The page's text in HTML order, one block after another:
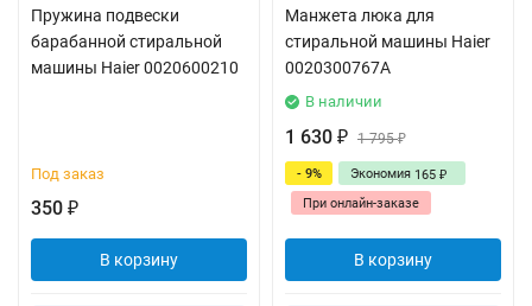
Пружина подвески
барабанной стиральной
машины Haier 0020600210
Под заказ
350 ₽
В корзину
Манжета люка для
стиральной машины Haier
0020300767A
В наличии
1 630 ₽ 1 795₽
- 9% Экономия 165 ₽
При онлайн-заказе
В корзину